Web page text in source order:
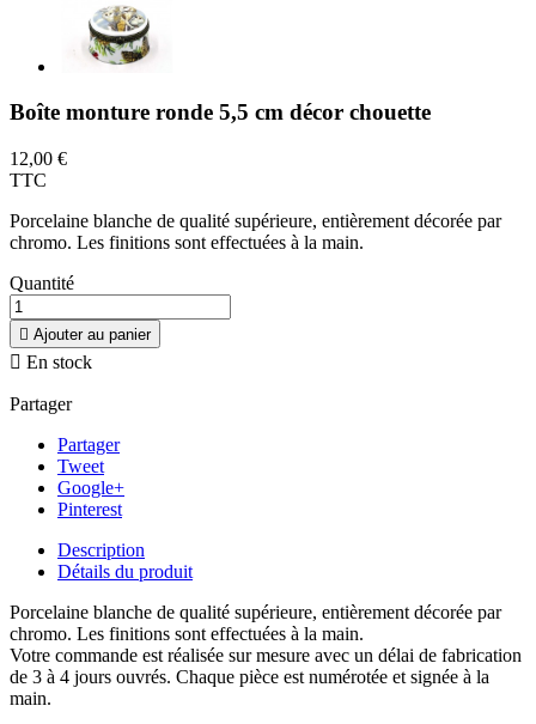
Boîte monture ronde 5,5 cm décor chouette
12,00 €
TTC
Porcelaine blanche de qualité supérieure, entièrement décorée par
chromo. Les finitions sont effectuées à la main.
Quantité
 Ajouter au panier
 En stock
Partager
Partager
Tweet
Google+
Pinterest
Description
Détails du produit
Porcelaine blanche de qualité supérieure, entièrement décorée par
chromo. Les finitions sont effectuées à la main.
Votre commande est réalisée sur mesure avec un délai de fabrication
de 3 à 4 jours ouvrés. Chaque pièce est numérotée et signée à la
main.